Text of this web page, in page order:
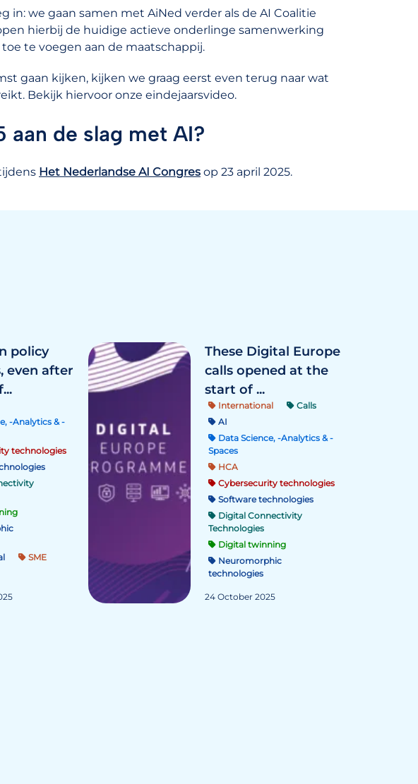
in: we gaan samen met AiNed verder als de AI Coalitie
hierbij de huidige actieve onderlinge samenwerking
te voegen aan de maatschappij.
gaan kijken, kijken we graag eerst even terug naar wat
Bekijk hiervoor onze eindejaarsvideo.
aan de slag met AI?
Het Nederlandse AI Congres op 23 april 2025.
policy
even after
-Analytics & -
technologies
SME
These Digital Europe
calls opened at the
start of ...
International
Calls
AI
Data Science, -Analytics & -
Spaces
HCA
Cybersecurity technologies
Software technologies
Digital Connectivity
Technologies
Digital twinning
Neuromorphic
technologies
24 October 2025